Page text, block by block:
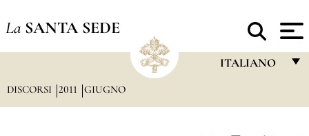
La SANTA SEDE
ITALIANO
DISCORSI 2011 GIUGNO